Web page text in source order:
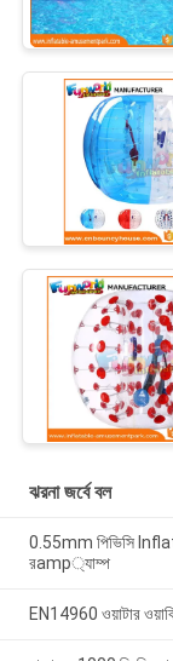
ঝরনা জর্বে বল
0.55mm পিভিসি
রamp্যাম্প
EN14960 ওয়াটার